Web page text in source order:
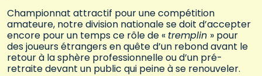
Championnat attractif pour une compétition
amateure, notre division nationale se doit d’accepter
encore pour un temps ce rôle de « tremplin » pour
des joueurs étrangers en quête d’un rebond avant le
retour à la sphère professionnelle ou d’un pré-
retraite devant un public qui peine à se renouveler.